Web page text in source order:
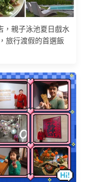
，親子泳池夏日戲水
旅行渡假的首選飯